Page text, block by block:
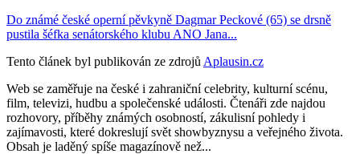
Do známé české operní pěvkyně Dagmar Peckové (65) se drsně
pustila šéfka senátorského klubu ANO Jana...
Tento článek byl publikován ze zdrojů Aplausin.cz
Web se zaměřuje na české i zahraniční celebrity, kulturní scénu,
film, televizi, hudbu a společenské události. Čtenáři zde najdou
rozhovory, příběhy známých osobností, zákulisní pohledy i
zajímavosti, které dokreslují svět showbyznysu a veřejného života.
Obsah je laděný spíše magazínově než...